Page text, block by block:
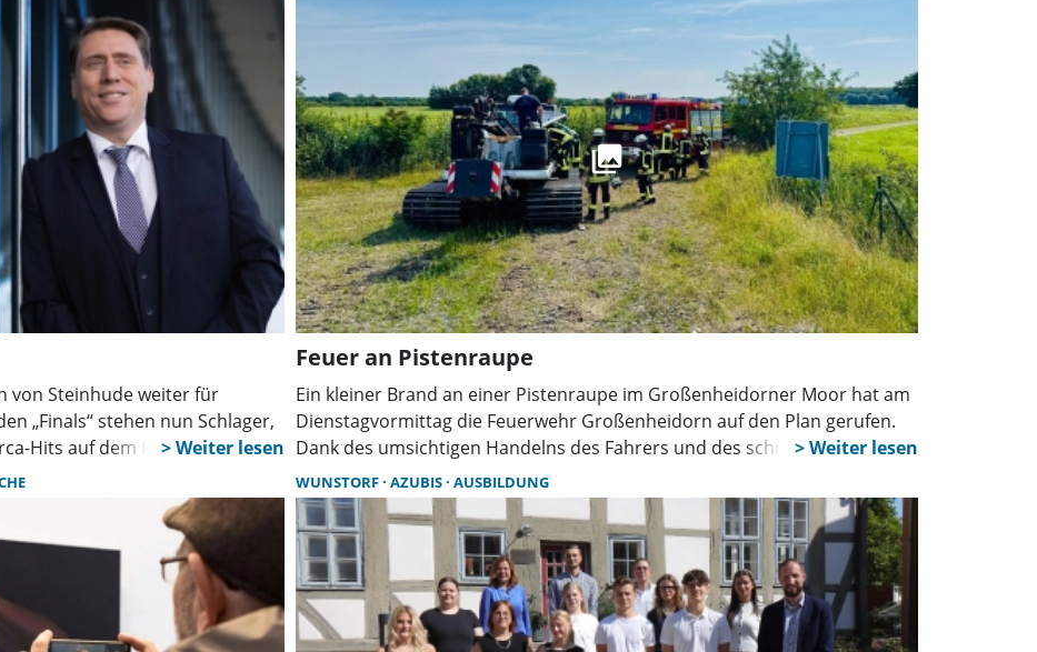
von Steinhude weiter für
„Finals“ stehen nun Schlager,
Hits auf dem Programm. Der
Feuer an Pistenraupe
Ein kleiner Brand an einer Pistenraupe im Großenheidorner Moor hat am
Dienstagvormittag die Feuerwehr Großenheidorn auf den Plan gerufen.
Dank des umsichtigen Handelns des Fahrers und des schnellen
Eingreifens der Einsatzkräfte konnte eine Ausbreitung des Feuers
verhindert werden.
WUNSTORF AZUBIS AUSBILDUNG